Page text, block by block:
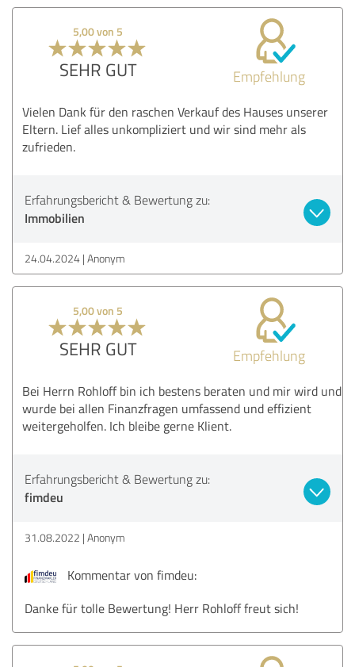
5,00 von 5
SEHR GUT Empfehlung
Vielen Dank für den raschen Verkauf des Hauses unserer
Eltern. Lief alles unkompliziert und wir sind mehr als
zufrieden.
Erfahrungsbericht & Bewertung zu:
Immobilien
24.04.2024 Anonym
5,00 von 5
SEHR GUT Empfehlung
Bei Herrn Rohloff bin ich bestens beraten und mir wird und
wurde bei allen Finanzfragen umfassend und effizient
weitergeholfen. Ich bleibe gerne Klient.
Erfahrungsbericht & Bewertung zu:
fimdeu
31.08.2022 Anonym
Kommentar von fimdeu:
Danke für tolle Bewertung! Herr Rohloff freut sich!